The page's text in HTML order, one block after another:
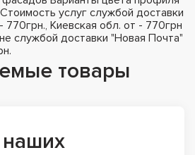
услуг службой доставки
Киевская обл. от - 770грн
службой доставки "Новая Почта"
товары